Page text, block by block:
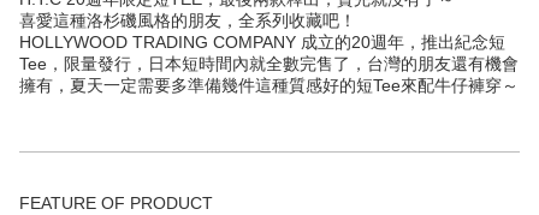
喜愛這種洛杉磯風格的朋友，全系列收藏吧！
HOLLYWOOD TRADING COMPANY 成立的20週年，推出紀念短
Tee，限量發行，日本短時間內就全數完售了，台灣的朋友還有機會
擁有，夏天一定需要多準備幾件這種質感好的短Tee來配牛仔褲穿～
FEATURE OF PRODUCT